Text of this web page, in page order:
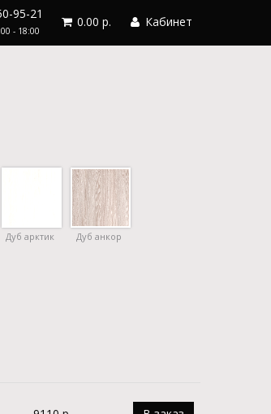
95-21
- 18:00
0.00 р. Кабинет
Дуб арктик Дуб анкор